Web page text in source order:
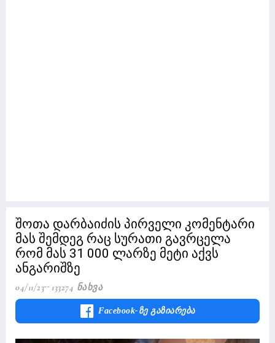
შოთა დარბაიძის პირველი კომენტარი
მას შემდეგ რაც სურათი გავრცელა
რომ მას 31 000 ლარზე მეტი აქვს
ანგარიშზე
04/11/23 133274 Ნახვა
Facebook-Ზე Გაზიარება